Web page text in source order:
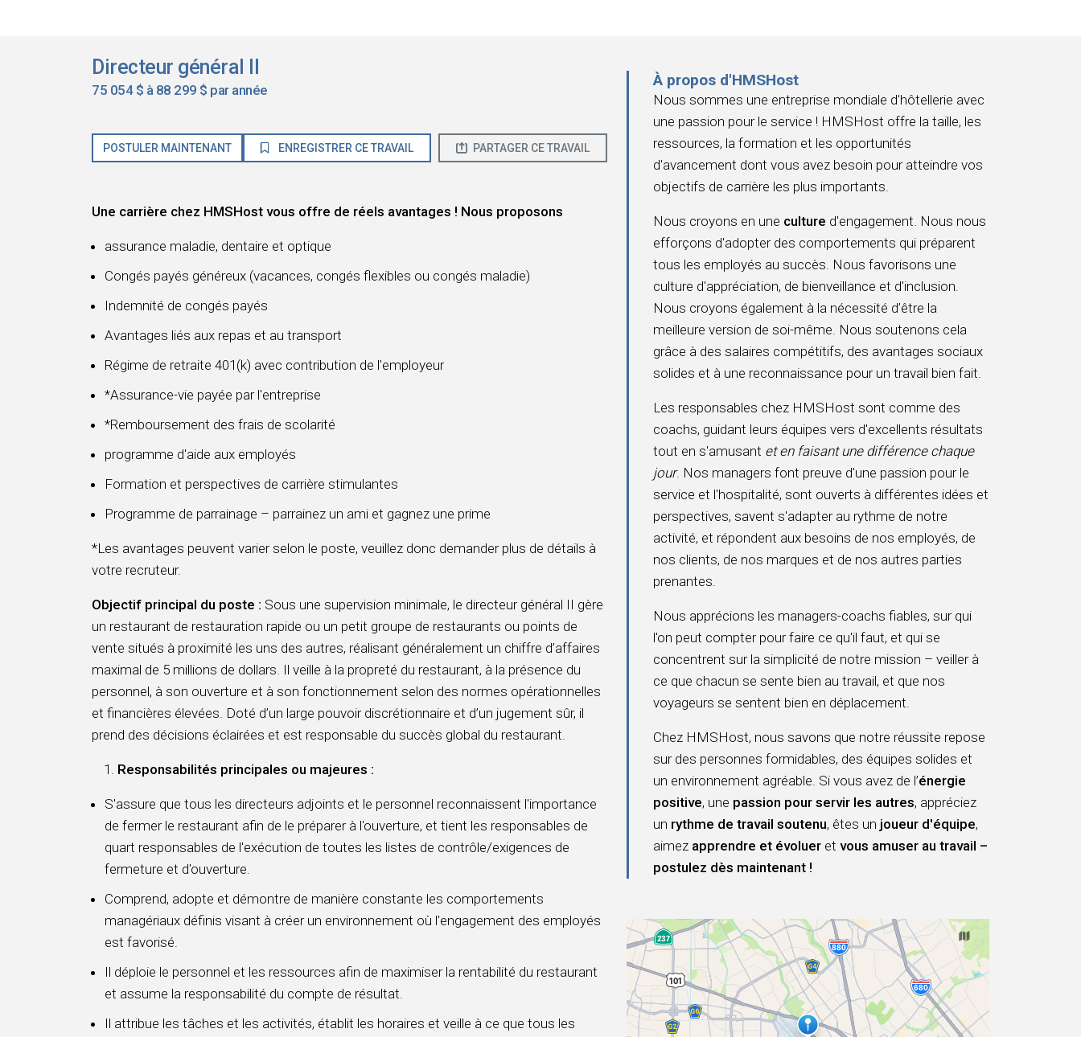
Directeur général II
75 054 $ à 88 299 $ par année
POSTULER MAINTENANT ENREGISTRER CE TRAVAIL PARTAGER CE TRAVAIL
Une carrière chez HMSHost vous offre de réels avantages ! Nous proposons
assurance maladie, dentaire et optique
Congés payés généreux (vacances, congés flexibles ou congés maladie)
Indemnité de congés payés
Avantages liés aux repas et au transport
Régime de retraite 401(k) avec contribution de l'employeur
*Assurance-vie payée par l'entreprise
*Remboursement des frais de scolarité
programme d'aide aux employés
Formation et perspectives de carrière stimulantes
Programme de parrainage – parrainez un ami et gagnez une prime
*Les avantages peuvent varier selon le poste, veuillez donc demander plus de détails à
votre recruteur.
Objectif principal du poste : Sous une supervision minimale, le directeur général II gère
un restaurant de restauration rapide ou un petit groupe de restaurants ou points de
vente situés à proximité les uns des autres, réalisant généralement un chiffre d’affaires
maximal de 5 millions de dollars. Il veille à la propreté du restaurant, à la présence du
personnel, à son ouverture et à son fonctionnement selon des normes opérationnelles
et financières élevées. Doté d’un large pouvoir discrétionnaire et d’un jugement sûr, il
prend des décisions éclairées et est responsable du succès global du restaurant.
Responsabilités principales ou majeures :
S'assure que tous les directeurs adjoints et le personnel reconnaissent l'importance
de fermer le restaurant afin de le préparer à l'ouverture, et tient les responsables de
quart responsables de l'exécution de toutes les listes de contrôle/exigences de
fermeture et d'ouverture.
Comprend, adopte et démontre de manière constante les comportements
managériaux définis visant à créer un environnement où l'engagement des employés
est favorisé.
Il déploie le personnel et les ressources afin de maximiser la rentabilité du restaurant
et assume la responsabilité du compte de résultat.
Il attribue les tâches et les activités, établit les horaires et veille à ce que tous les
À propos d'HMSHost
Nous sommes une entreprise mondiale d'hôtellerie avec
une passion pour le service ! HMSHost offre la taille, les
ressources, la formation et les opportunités
d'avancement dont vous avez besoin pour atteindre vos
objectifs de carrière les plus importants.
Nous croyons en une culture d'engagement. Nous nous
efforçons d'adopter des comportements qui préparent
tous les employés au succès. Nous favorisons une
culture d'appréciation, de bienveillance et d'inclusion.
Nous croyons également à la nécessité d’être la
meilleure version de soi-même. Nous soutenons cela
grâce à des salaires compétitifs, des avantages sociaux
solides et à une reconnaissance pour un travail bien fait.
Les responsables chez HMSHost sont comme des
coachs, guidant leurs équipes vers d'excellents résultats
tout en s'amusant et en faisant une différence chaque
jour. Nos managers font preuve d'une passion pour le
service et l'hospitalité, sont ouverts à différentes idées et
perspectives, savent s'adapter au rythme de notre
activité, et répondent aux besoins de nos employés, de
nos clients, de nos marques et de nos autres parties
prenantes.
Nous apprécions les managers-coachs fiables, sur qui
l'on peut compter pour faire ce qu'il faut, et qui se
concentrent sur la simplicité de notre mission – veiller à
ce que chacun se sente bien au travail, et que nos
voyageurs se sentent bien en déplacement.
Chez HMSHost, nous savons que notre réussite repose
sur des personnes formidables, des équipes solides et
un environnement agréable. Si vous avez de l’énergie
positive, une passion pour servir les autres, appréciez
un rythme de travail soutenu, êtes un joueur d'équipe,
aimez apprendre et évoluer et vous amuser au travail –
postulez dès maintenant !